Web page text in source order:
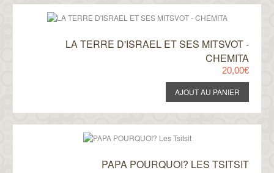
LA TERRE D'ISRAEL ET SES MITSVOT -
CHEMITA
20,00€
PAPA POURQUOI? LES TSITSIT